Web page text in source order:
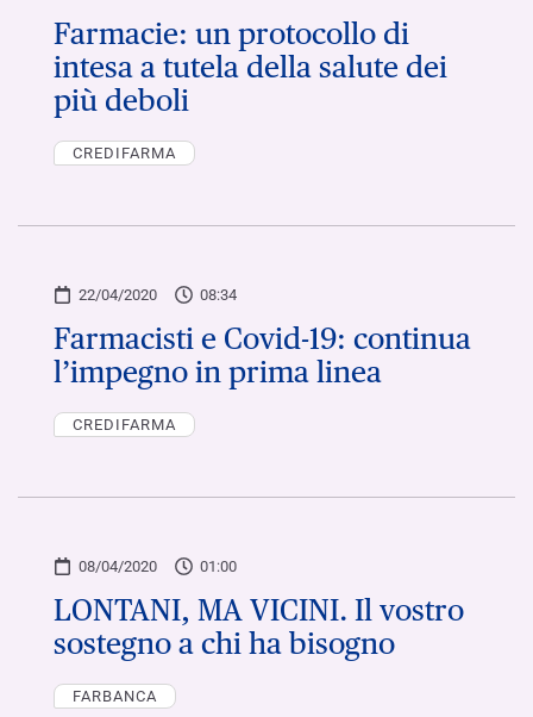
Farmacie: un protocollo di
intesa a tutela della salute dei
più deboli
CREDIFARMA
22/04/2020 08:34
Farmacisti e Covid-19: continua
l’impegno in prima linea
CREDIFARMA
08/04/2020 01:00
LONTANI, MA VICINI. Il vostro
sostegno a chi ha bisogno
FARBANCA